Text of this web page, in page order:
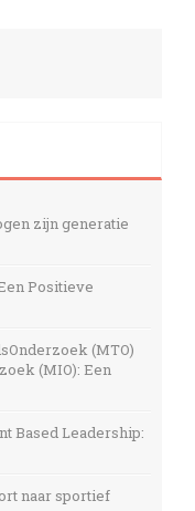
zijn generatie
Positieve
(MTO)
(MIO): Een
Based Leadership:
naar sportief